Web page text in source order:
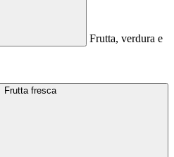
Frutta, verdura e
Frutta fresca